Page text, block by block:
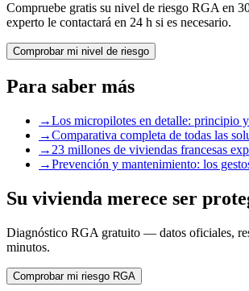
Compruebe gratis su nivel de riesgo RGA en
experto le contactará en 24 h si es necesario.
Comprobar mi nivel de riesgo
Para saber más
→Los micropilotes en detalle: principio
→Comparativa completa de todas las
→ 23 millones de viviendas francesas
→Prevención y mantenimiento: los
Su vivienda merece ser
Diagnóstico RGA gratuito — datos oficiales,
minutos.
Comprobar mi riesgo RGA